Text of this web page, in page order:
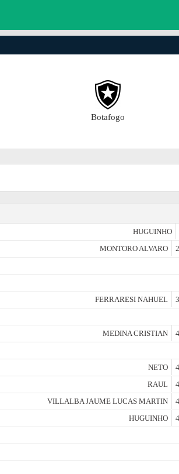
Botafogo
HUGUINHO
MONTORO ALVARO
FERRARESI NAHUEL
MEDINA CRISTIAN
NETO
RAUL
VILLALBA JAUME LUCAS MARTIN
HUGUINHO